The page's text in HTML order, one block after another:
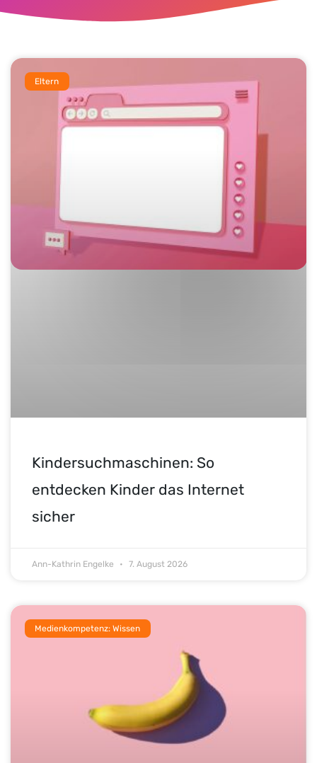
Eltern
Kindersuchmaschinen: So
entdecken Kinder das Internet
sicher
Ann-Kathrin Engelke 7. August 2026
Medienkompetenz: Wissen